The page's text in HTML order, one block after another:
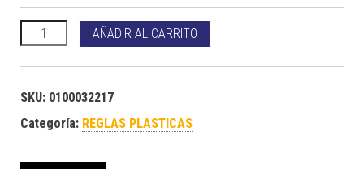
REGLA PLASTICA 20 CM-PULGADAS JU3-204 0100032217
AÑADIR AL CARRITO
SKU: 0100032217
Categoría: REGLAS PLASTICAS